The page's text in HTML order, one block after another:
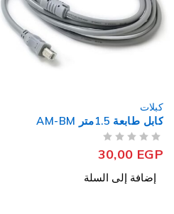
كبلات
كابل شاشة شيلد 1.5 متر HDMI
40,00 EGP
إضافة إلى السلة